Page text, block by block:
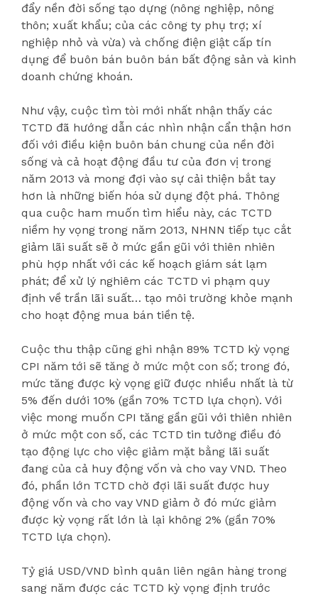
đẩy nền đời sống tạo dựng (nông nghiệp, nông
thôn; xuất khẩu; của các công ty phụ trợ; xí
nghiệp nhỏ và vừa) và chống điện giật cấp tín
dụng để buôn bán buôn bán bất động sản và kinh
doanh chứng khoán.
Như vậy, cuộc tìm tòi mới nhất nhận thấy các
TCTD đã hướng dẫn các nhìn nhận cẩn thận hơn
đối với điều kiện buôn bán chung của nền đời
sống và cả hoạt động đầu tư của đơn vị trong
năm 2013 và mong đợi vào sự cải thiện bắt tay
hơn là những biến hóa sử dụng đột phá. Thông
qua cuộc ham muốn tìm hiểu này, các TCTD
niềm hy vọng trong năm 2013, NHNN tiếp tục cắt
giảm lãi suất sẽ ở mức gần gũi với thiên nhiên
phù hợp nhất với các kế hoạch giám sát lạm
phát; để xử lý nghiêm các TCTD vi phạm quy
định về trần lãi suất… tạo môi trường khỏe mạnh
cho hoạt động mua bán tiền tệ.
Cuộc thu thập cũng ghi nhận 89% TCTD kỳ vọng
CPI năm tới sẽ tăng ở mức một con số; trong đó,
mức tăng được kỳ vọng giữ được nhiều nhất là từ
5% đến dưới 10% (gần 70% TCTD lựa chọn). Với
việc mong muốn CPI tăng gần gũi với thiên nhiên
ở mức một con số, các TCTD tin tưởng điều đó
tạo động lực cho việc giảm mặt bằng lãi suất
đang của cả huy động vốn và cho vay VND. Theo
đó, phần lớn TCTD chờ đợi lãi suất được huy
động vốn và cho vay VND giảm ở đó mức giảm
được kỳ vọng rất lớn là lại không 2% (gần 70%
TCTD lựa chọn).
Tỷ giá USD/VND bình quân liên ngân hàng trong
sang năm được các TCTD kỳ vọng định trước